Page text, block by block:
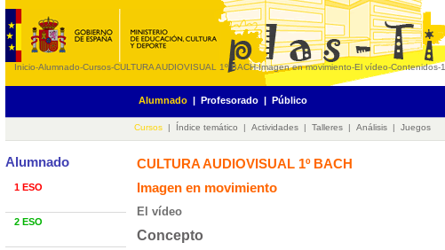
Inicio-Alumnado-Cursos-CULTURA AUDIOVISUAL 1º BACH-Imagen en movimiento-El vídeo-Contenidos-1
Alumnado | Profesorado | Público
Cursos | Índice temático | Actividades | Talleres | Análisis | Juegos
Alumnado
1 ESO
2 ESO
CULTURA AUDIOVISUAL 1º BACH
Imagen en movimiento
El vídeo
Concepto